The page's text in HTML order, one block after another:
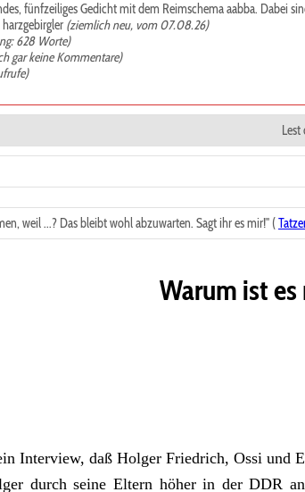
fünfzeiliges Gedicht mit dem Reimschema aabba. Dabei
(ziemlich neu, vom 07.08.26)
628 Worte)
gar keine Kommentare)
weil ...? Das bleibt wohl abzuwarten. Sagt ihr es mir!" (
Warum ist
Interview, daß Holger Friedrich, Ossi und
durch seine Eltern höher in der DDR